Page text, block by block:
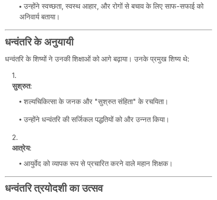
उन्होंने स्वच्छता, स्वस्थ आहार, और रोगों से बचाव के लिए साफ-सफाई को
अनिवार्य बताया।
धन्वंतरि के अनुयायी
धन्वंतरि के शिष्यों ने उनकी शिक्षाओं को आगे बढ़ाया। उनके प्रमुख शिष्य थे:
सुश्रुत:
शल्यचिकित्सा के जनक और "सुश्रुत संहिता" के रचयिता।
उन्होंने धन्वंतरि की सर्जिकल पद्धतियों को और उन्नत किया।
आत्रेय:
आयुर्वेद को व्यापक रूप से प्रचारित करने वाले महान शिक्षक।
धन्वंतरि त्रयोदशी का उत्सव